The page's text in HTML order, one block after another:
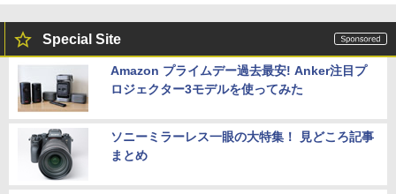
Special Site
Amazon プライムデー過去最安! Anker注目プ
ロジェクター3モデルを使ってみた
ソニーミラーレス一眼の大特集！ 見どころ記事
まとめ